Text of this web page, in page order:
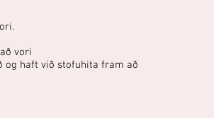
vori
og haft við stofuhita fram að